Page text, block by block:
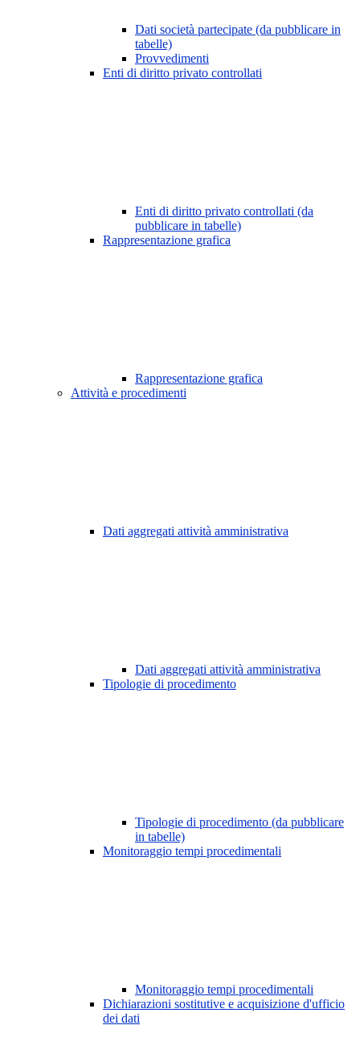
Dati società partecipate (da pubblicare in
tabelle)
Provvedimenti
Enti di diritto privato controllati
Enti di diritto privato controllati (da
pubblicare in tabelle)
Rappresentazione grafica
Rappresentazione grafica
Attività e procedimenti
Dati aggregati attività amministrativa
Dati aggregati attività amministrativa
Tipologie di procedimento
Tipologie di procedimento (da pubblicare
in tabelle)
Monitoraggio tempi procedimentali
Monitoraggio tempi procedimentali
Dichiarazioni sostitutive e acquisizione d'ufficio
dei dati